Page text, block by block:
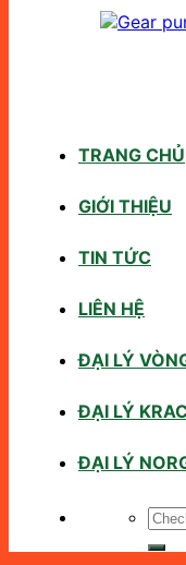
TRANG CHỦ
GIỚI THIỆU
TIN TỨC
LIÊN HỆ
ĐẠI LÝ
ĐẠI LÝ
ĐẠI LÝ
Tìm